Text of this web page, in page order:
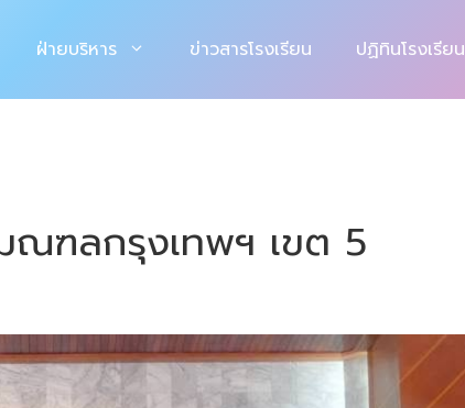
ฝ่ายบริหาร ข่าวสารโรงเรียน ปฏิทินโรงเรียน
ณฑลกรุงเทพฯ เขต 5